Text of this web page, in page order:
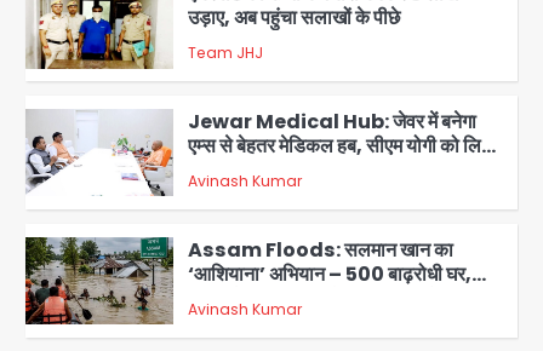
3
Team JHJ
4
Jewar Medical Hub: जेवर में बनेगा
एम्स से बेहतर मेडिकल हब, सीएम योगी को लिखा
पत्र
Avinash Kumar
5
Assam Floods: सलमान खान का
‘आशियाना’ अभियान – 500 बाढ़रोधी घर,
220 तैयार; जुबीन गर्ग की विरासत और बॉलीवुड
सितारों का जमीनी सहयोग
Avinash Kumar
युवा इनोवेटरों की सोच से हाईटेक होगी दिल्ली